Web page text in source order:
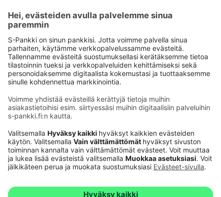
Käyttöehdot
Saavutettavuusseloste
Evästeet
Verkkopalvelujen käytön edellytykset